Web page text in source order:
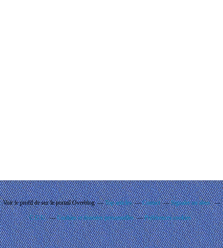
Voir le profil desur le portail Overblog Top articles Contact Signaler un abus
C.G.U. Cookies et données personnelles Préférences cookies